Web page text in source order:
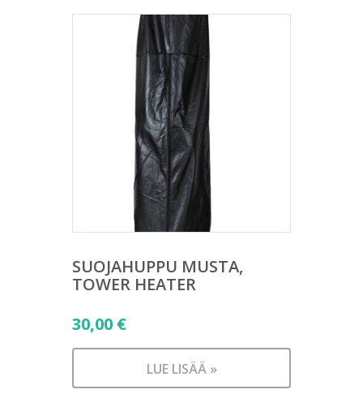
SUOJAHUPPU MUSTA,
TOWER HEATER
30,00 €
LUE LISÄÄ »